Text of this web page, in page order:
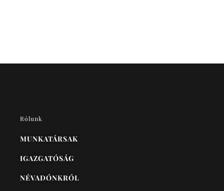
Rólunk
MUNKATÁRSAK
IGAZGATÓSÁG
NÉVADÓNKRÓL